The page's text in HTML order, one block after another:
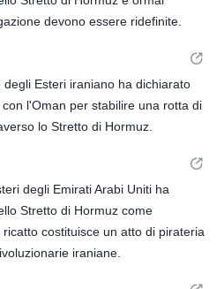
devono essere ridefinite.
Esteri iraniano ha dichiarato
l'Oman per stabilire una rotta di
lo Stretto di Hormuz.
degli Emirati Arabi Uniti ha
Stretto di Hormuz come
costituisce un atto di pirateria
iraniane.